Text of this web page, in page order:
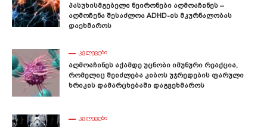
Პასუხისმგებელი Ნეირონები Აღმოაჩინეს –
Აღმოჩენა Შესაძლოა ADHD-Ის Მკურნალობას
Დაეხმაროს
ᲙᲕᲚᲔᲕᲔᲑᲘ
Აღმოაჩინეს Აქამდე Უცნობი Იმუნური Რეაქცია,
Რომელიც Შეიძლება Კიბოს Უჯრედების Ფარული
Ხრიკის Დამარცხებაში Დაგვეხმაროს
ᲙᲕᲚᲔᲕᲔᲑᲘ